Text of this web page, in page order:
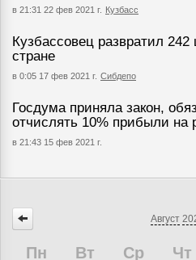
в 21:31 22 фев 2021 г. Кузбасс
Кузбассовец развратил
стране
в 0:05 17 фев 2021 г. Сибдепо
Госдума приняла закон,
отчислять 10% прибыли на
в 21:43 15 фев 2021 г.
Август
Пн Вт Ср Чт